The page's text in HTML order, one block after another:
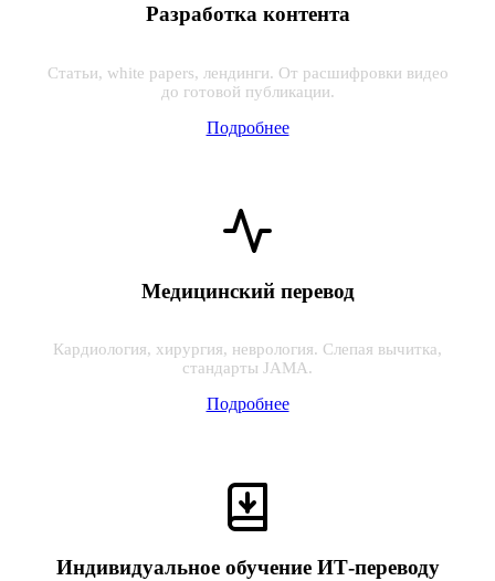
Разработка контента
Статьи, white papers, лендинги. От расшифровки видео
до готовой публикации.
Подробнее
Медицинский перевод
Кардиология, хирургия, неврология. Слепая вычитка,
стандарты JAMA.
Подробнее
Индивидуальное обучение ИТ-переводу